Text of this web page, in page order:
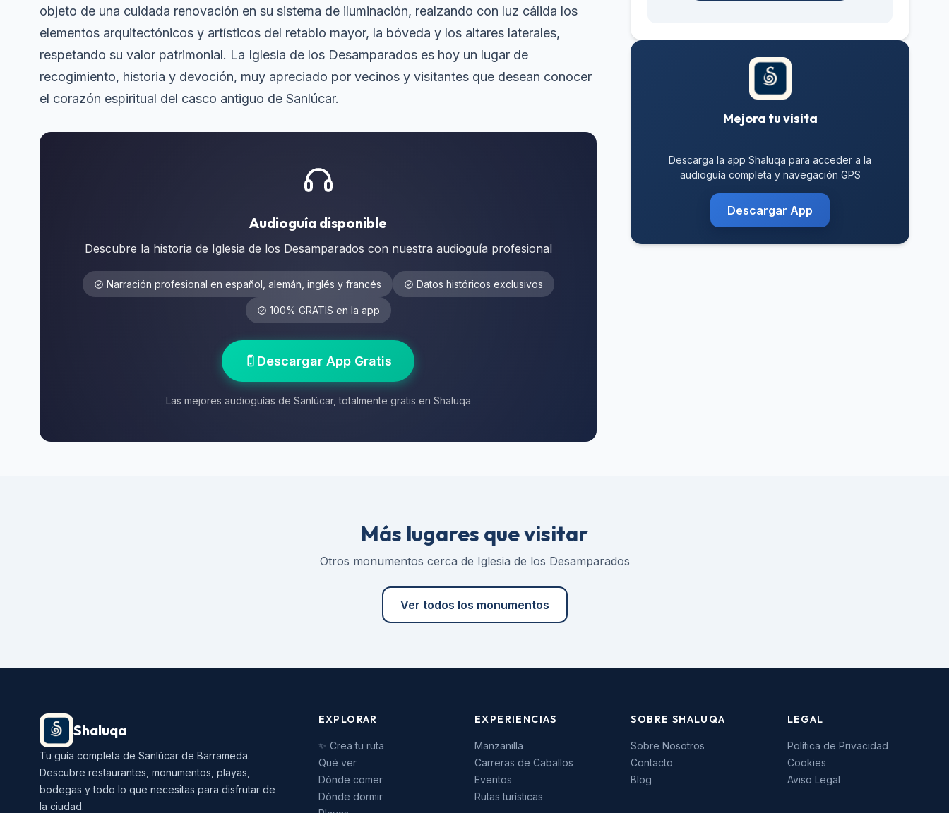
objeto de una cuidada renovación en su sistema de iluminación, realzando con luz cálida los
elementos arquitectónicos y artísticos del retablo mayor, la bóveda y los altares laterales,
respetando su valor patrimonial. La Iglesia de los Desamparados es hoy un lugar de
recogimiento, historia y devoción, muy apreciado por vecinos y visitantes que desean conocer
el corazón espiritual del casco antiguo de Sanlúcar.
Audioguía disponible
Descubre la historia de Iglesia de los Desamparados con nuestra audioguía profesional
Narración profesional en español, alemán, inglés y francés Datos históricos exclusivos
100% GRATIS en la app
Descargar App Gratis
Las mejores audioguías de Sanlúcar, totalmente gratis en Shaluqa
Mejora tu visita
Descarga la app Shaluqa para acceder a la
audioguía completa y navegación GPS
Descargar App
Más lugares que visitar
Otros monumentos cerca de Iglesia de los Desamparados
Ver todos los monumentos
Shaluqa
Tu guía completa de Sanlúcar de Barrameda.
Descubre restaurantes, monumentos, playas,
bodegas y todo lo que necesitas para disfrutar de
la ciudad.
EXPLORAR
✨ Crea tu ruta
Qué ver
Dónde comer
Dónde dormir
EXPERIENCIAS
Manzanilla
Carreras de Caballos
Eventos
Rutas turísticas
SOBRE SHALUQA
Sobre Nosotros
Contacto
Blog
LEGAL
Política de Privacidad
Cookies
Aviso Legal